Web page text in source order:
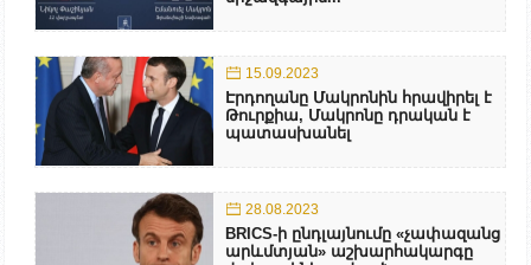
15.09.2023
Էրդողանը Մակրոնին հրավիրել է
Թուրքիա, Մակրոնը դրական է
պատասխանել
28.08.2023
BRICS-ի ընդլայնումը «չափազանց
արևմտյան» աշխարհակարգը